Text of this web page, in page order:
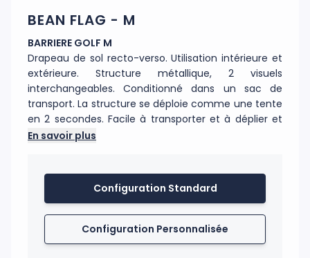
BEAN FLAG - M
BARRIERE GOLF M
Drapeau de sol recto-verso. Utilisation intérieure et
extérieure. Structure métallique, 2 visuels
interchangeables. Conditionné dans un sac de
transport. La structure se déploie comme une tente
en 2 secondes. Facile à transporter et à déplier et
replier. Sardines fournies pour fixation au sol.
Code douanier : 39201025
Fabrication : Chine
En savoir plus
Configuration Standard
Configuration Personnalisée